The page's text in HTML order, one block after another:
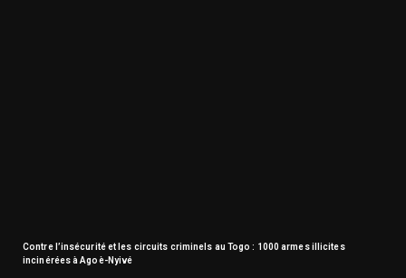
Contre l’insécurité et les circuits criminels au Togo : 1000 armes illicites
incinérées à Agoè-Nyivé